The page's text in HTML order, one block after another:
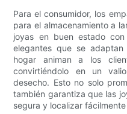
Para el consumidor, los
para el almacenamiento a
joyas en buen estado
elegantes que se
hogar animan a los
convirtiéndolo en un
desecho. Esto no solo
también garantiza que las
segura y localizar